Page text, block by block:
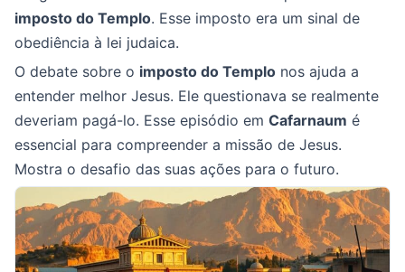
imposto do Templo. Esse imposto era um sinal de
obediência à lei judaica.
O debate sobre o imposto do Templo nos ajuda a
entender melhor Jesus. Ele questionava se realmente
deveriam pagá-lo. Esse episódio em Cafarnaum é
essencial para compreender a missão de Jesus.
Mostra o desafio das suas ações para o futuro.